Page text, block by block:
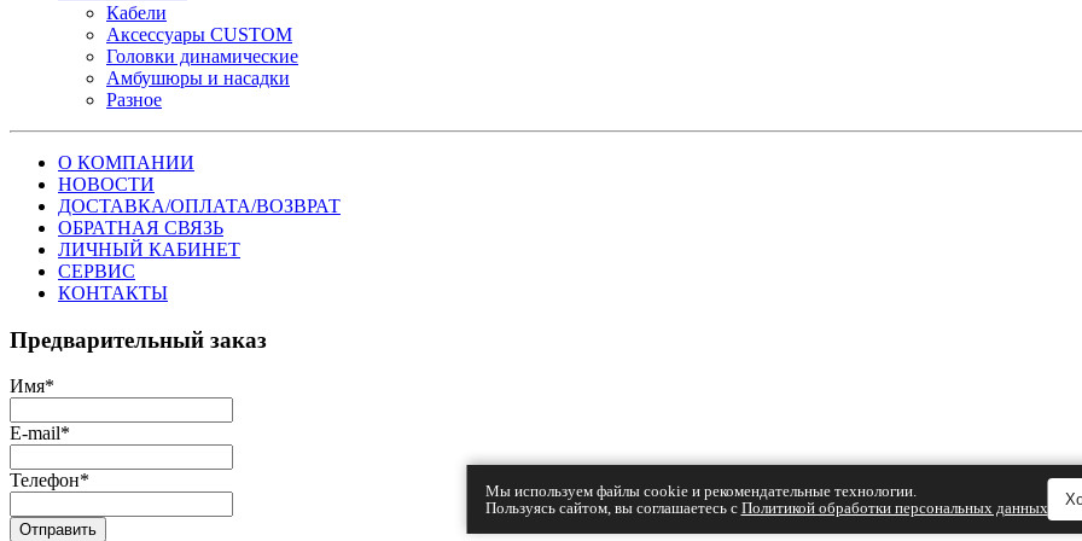
Кабели
Аксессуары CUSTOM
Головки динамические
Амбушюры и насадки
Разное
О КОМПАНИИ
НОВОСТИ
ДОСТАВКА/ОПЛАТА/ВОЗВРАТ
ОБРАТНАЯ СВЯЗЬ
ЛИЧНЫЙ КАБИНЕТ
СЕРВИС
КОНТАКТЫ
Предварительный заказ
Имя*
E-mail*
Телефон*
Отправить
Мы используем файлы cookie и рекомендательные технологии.
Пользуясь сайтом, вы соглашаетесь с Политикой обработки персональных данных